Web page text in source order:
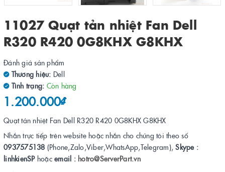
11027 Quạt tản nhiệt Fan Dell
R320 R420 0G8KHX G8KHX
Đánh giá sản phẩm
Thương hiệu: Dell
Tình trạng: Còn hàng
1.200.000₫
Quạt tản nhiệt Fan Dell R320 R420 0G8KHX G8KHX
Nhắn trực tiếp trên website hoặc nhắn cho chúng tôi theo số
0937575138 (Phone,Zalo,Viber,WhatsApp,Telegram),Skype :
linhkienSPhoặc email : hotro@ServerPart.vn